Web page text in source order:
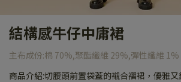
結構感牛仔中庸裙
主布成份:棉 70%,聚酯纖維 29%,彈性纖維 1%
商品介紹:切腰頭前置袋蓋的襯合褶裙，優雅